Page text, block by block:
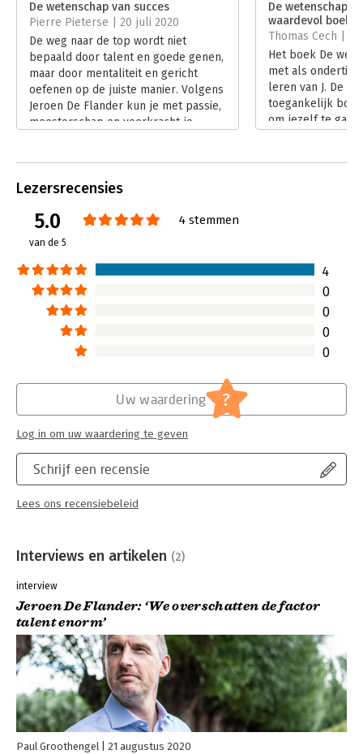
Druk:
Verschijningsdatum:
30-1-2020
Hoofdrubriek: Personeelsmanagement
De wetenschap van succes
Pierre Pieterse | 20 juli 2020
De weg naar de top wordt niet
bepaald door talent en goede genen,
maar door mentaliteit en gericht
oefenen op de juiste manier. Volgens
Jeroen De Flander kun je met passie,
meesterschap en veerkracht je
wetenschap van succes. En of we nou
we zijn allemaal in staat tot grootse
dingen, al helpt talent natuurlijk wel.
factor talent enorm.
Lees verder
De wetenschap
waardevol boek'
Thomas Cech | 8
Het boek De
met als
leren van J. De
toegankelijk
om jezelf te
Lezersrecensies
5.0
van de 5
4 stemmen
4
0
0
0
0
Schrijf een recensie
Lees ons recensiebeleid
Uw waardering ?
Log in om uw waardering te geven
Interviews en artikelen (2)
interview
Jeroen De Flander: ‘We overschatten de factor
talent enorm’
Paul Groothengel 21 augustus 2020